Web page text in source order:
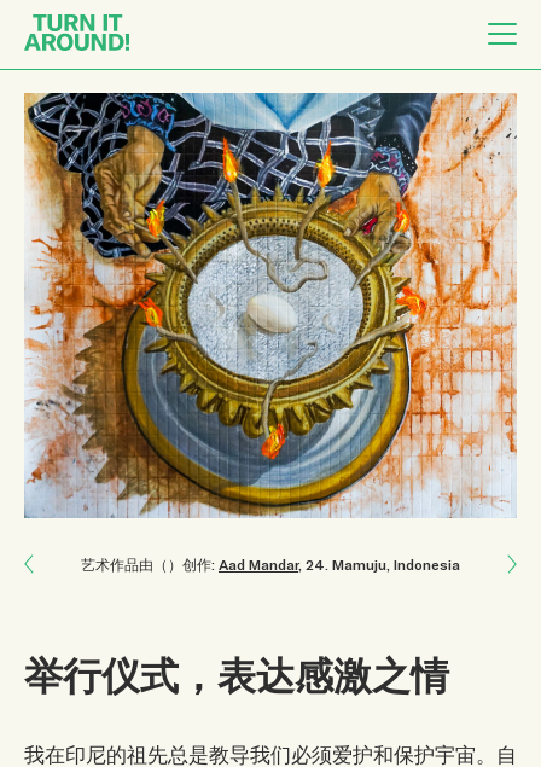
艺术作品由（）创作: Aad Mandar, 24 Mamuju, Indonesia
举行仪式，表达感激之情
我在印尼的祖先总是教导我们必须爱护和保护宇宙。自